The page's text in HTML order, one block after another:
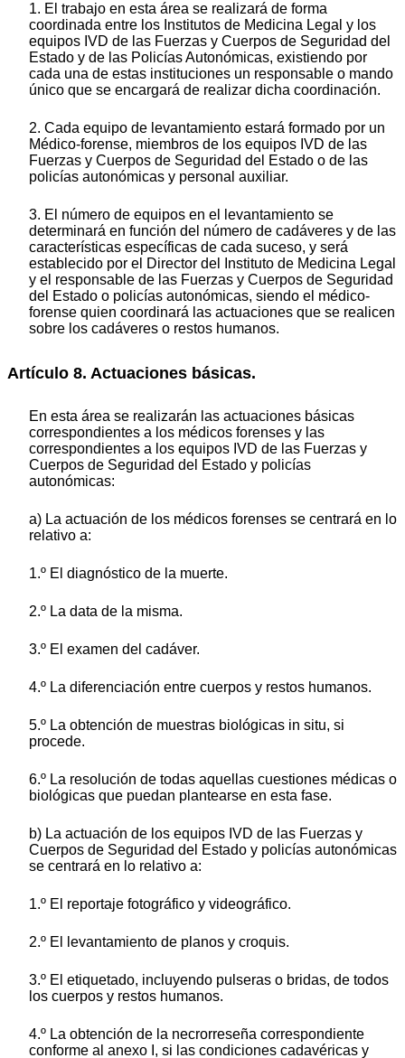
1. El trabajo en esta área se realizará de forma
coordinada entre los Institutos de Medicina Legal y los
equipos IVD de las Fuerzas y Cuerpos de Seguridad del
Estado y de las Policías Autonómicas, existiendo por
cada una de estas instituciones un responsable o mando
único que se encargará de realizar dicha coordinación.
2. Cada equipo de levantamiento estará formado por un
Médico-forense, miembros de los equipos IVD de las
Fuerzas y Cuerpos de Seguridad del Estado o de las
policías autonómicas y personal auxiliar.
3. El número de equipos en el levantamiento se
determinará en función del número de cadáveres y de las
características específicas de cada suceso, y será
establecido por el Director del Instituto de Medicina Legal
y el responsable de las Fuerzas y Cuerpos de Seguridad
del Estado o policías autonómicas, siendo el médico-
forense quien coordinará las actuaciones que se realicen
sobre los cadáveres o restos humanos.
Artículo 8. Actuaciones básicas.
En esta área se realizarán las actuaciones básicas
correspondientes a los médicos forenses y las
correspondientes a los equipos IVD de las Fuerzas y
Cuerpos de Seguridad del Estado y policías
autonómicas:
a) La actuación de los médicos forenses se centrará en lo
relativo a:
1.º El diagnóstico de la muerte.
2.º La data de la misma.
3.º El examen del cadáver.
4.º La diferenciación entre cuerpos y restos humanos.
5.º La obtención de muestras biológicas in situ, si
procede.
6.º La resolución de todas aquellas cuestiones médicas o
biológicas que puedan plantearse en esta fase.
b) La actuación de los equipos IVD de las Fuerzas y
Cuerpos de Seguridad del Estado y policías autonómicas
se centrará en lo relativo a:
1.º El reportaje fotográfico y videográfico.
2.º El levantamiento de planos y croquis.
3.º El etiquetado, incluyendo pulseras o bridas, de todos
los cuerpos y restos humanos.
4.º La obtención de la necrorreseña correspondiente
conforme al anexo I, si las condiciones cadavéricas y